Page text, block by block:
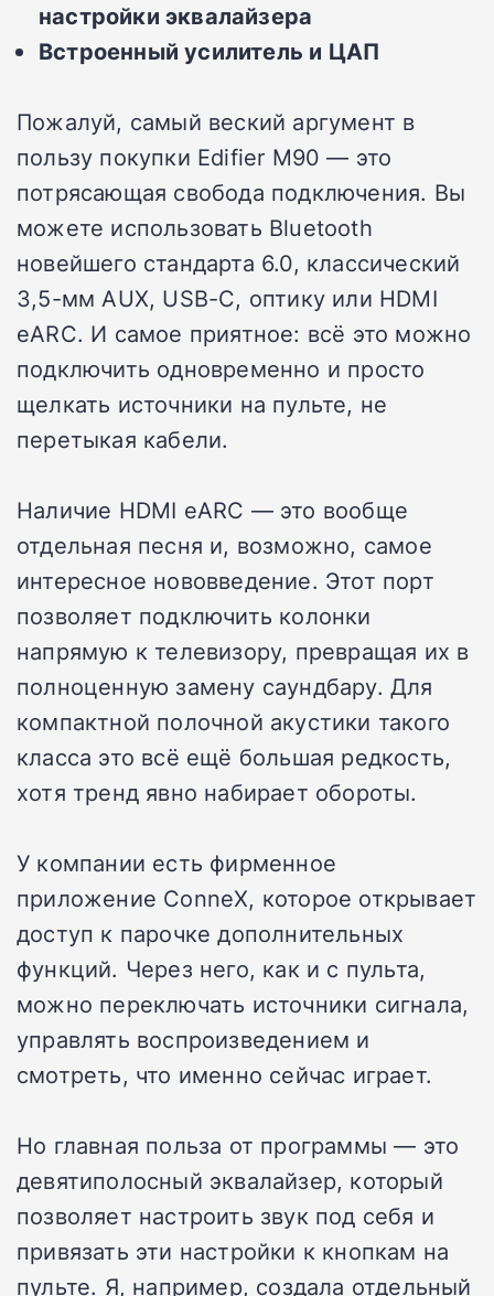
настройки эквалайзера
Встроенный усилитель и ЦАП
Пожалуй, самый веский аргумент в
пользу покупки Edifier M90 — это
потрясающая свобода подключения. Вы
можете использовать Bluetooth
новейшего стандарта 6.0, классический
3,5-мм AUX, USB-C, оптику или HDMI
eARC. И самое приятное: всё это можно
подключить одновременно и просто
щелкать источники на пульте, не
перетыкая кабели.
Наличие HDMI eARC — это вообще
отдельная песня и, возможно, самое
интересное нововведение. Этот порт
позволяет подключить колонки
напрямую к телевизору, превращая их в
полноценную замену саундбару. Для
компактной полочной акустики такого
класса это всё ещё большая редкость,
хотя тренд явно набирает обороты.
У компании есть фирменное
приложение ConneX, которое открывает
доступ к парочке дополнительных
функций. Через него, как и с пульта,
можно переключать источники сигнала,
управлять воспроизведением и
смотреть, что именно сейчас играет.
Но главная польза от программы — это
девятиполосный эквалайзер, который
позволяет настроить звук под себя и
привязать эти настройки к кнопкам на
пульте. Я, например, создала отдельный